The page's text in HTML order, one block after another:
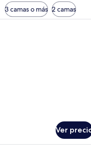
3 camas o más 2 camas
Una habitación de hotel
Ver